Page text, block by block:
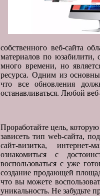
собственного веб-сайта
материалов по юзабилити,
много времени, но
ресурса. Одним из
что все обновления
останавливаться. Любой
Проработайте цель,
зависеть тип web-сайта,
сайт-визитка,
ознакомиться с
воспользоваться с уже
создание продающей
что вы можете
уникальность. Не забудьте